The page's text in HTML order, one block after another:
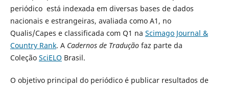
periódico está indexada em diversas bases de dados
nacionais e estrangeiras, avaliada como A1, no
Qualis/Capes e classificada com Q1 na Scimago Journal &
Country Rank. A Cadernos de Traduçãofaz parte da
Coleção SciELO Brasil.
O objetivo principal do periódico é publicar resultados de